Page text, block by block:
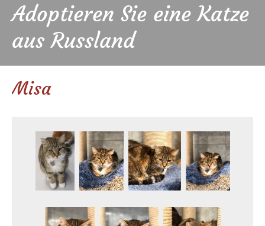
Adoptieren Sie eine Katze
aus Russland
Misa